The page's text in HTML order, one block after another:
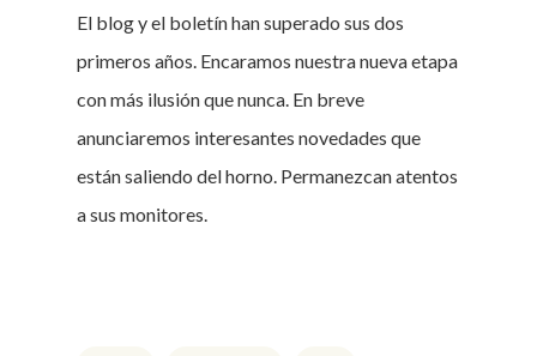
El blog y el boletín han superado sus dos
primeros años. Encaramos nuestra nueva etapa
con más ilusión que nunca. En breve
anunciaremos interesantes novedades que
están saliendo del horno. Permanezcan atentos
a sus monitores.